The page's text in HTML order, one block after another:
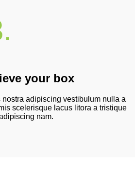
your box
nostra adipiscing vestibulum nulla a
scelerisque lacus litora a tristique
nam.